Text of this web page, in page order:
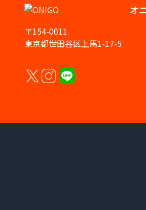
オ
〒154-0011
東京都世田谷区上馬1-17-5